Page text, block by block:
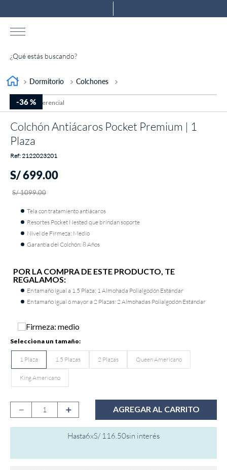
¿Qué estás buscando?
Dormitorio Colchones
-36 %
Colchón Antiácaros Pocket Premium | 1
Plaza
: 2122023201
S/699.00
S/1099.00
Tela con tratamiento antiácaros
Resortes Pocket Nested que brindan soporte
Nivel de Firmeza: Medio
Garantía del Colchón: 8 Años
POR LA COMPRA DE ESTE PRODUCTO, TE
REGALAMOS:
En tamaño igual a 1.5 Plaza: 1 Almohada Polialgodón Estándar
En tamaño igual ó mayor a 2 Plazas: 2 Almohadas Polialgodón Estándar
1 Plaza 1.5 Plazas 2 Plazas Queen Americano
King Americano
＋
－ AGREGAR AL CARRITO
Hasta6xS/ 116 50sin interés
TÉRMINOS MÁS BUSCADOS
1.
almohada
2.
colchones drimer
3.
ventus
actibio
fiamma